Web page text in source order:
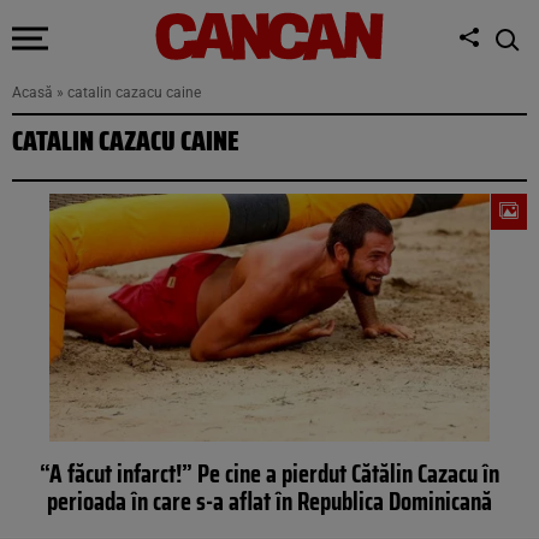
Acasă » catalin cazacu caine
CATALIN CAZACU CAINE
“A făcut infarct!” Pe cine a pierdut Cătălin Cazacu în
perioada în care s-a aflat în Republica Dominicană